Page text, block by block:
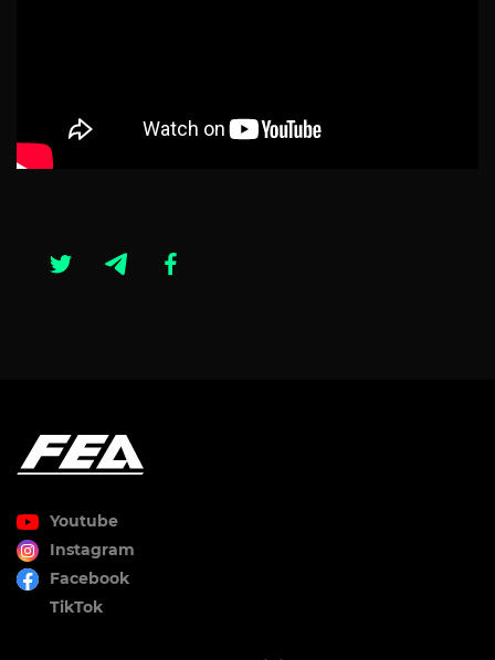
Youtube
Instagram
Facebook
TikTok